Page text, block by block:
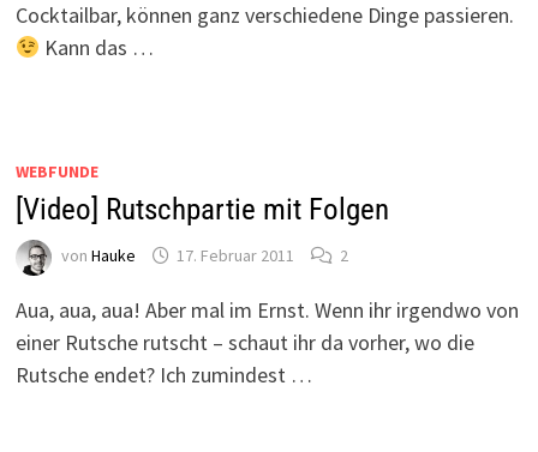
Cocktailbar, können ganz verschiedene Dinge passieren.
Kann das …
WEBFUNDE
[Video] Rutschpartie mit Folgen
von Hauke 17. Februar 2011 2
Aua, aua, aua! Aber mal im Ernst. Wenn ihr irgendwo von
einer Rutsche rutscht – schaut ihr da vorher, wo die
Rutsche endet? Ich zumindest …